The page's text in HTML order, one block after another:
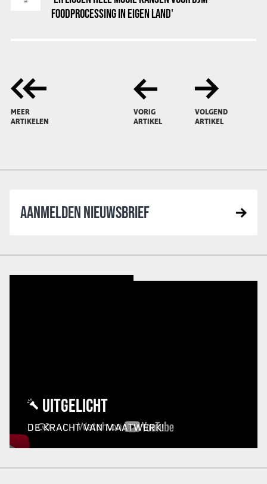
FOODPROCESSING IN EIGEN LAND'
MEER
ARTIKELEN
VORIG
ARTIKEL
VOLGEND
ARTIKEL
AANMELDEN NIEUWSBRIEF
UITGELICHT
DE KRACHT VAN MAATWERK!